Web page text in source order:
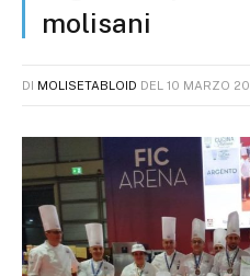
molisani
DI MOLISETABLOID DEL 10 MARZO